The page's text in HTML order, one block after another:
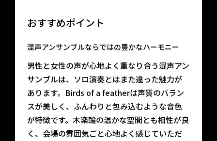
おすすめポイント
混声アンサンブルならではの豊かなハーモニー
男性と女性の声が心地よく重なり合う混声アン
サンブルは、ソロ演奏とはまた違った魅力が
あります。Birds of a featherは声質のバラン
スが美しく、ふんわりと包み込むような音色
が特徴です。木楽輪の温かな空間とも相性が良
く、会場の雰囲気ごと心地よく感じていただ